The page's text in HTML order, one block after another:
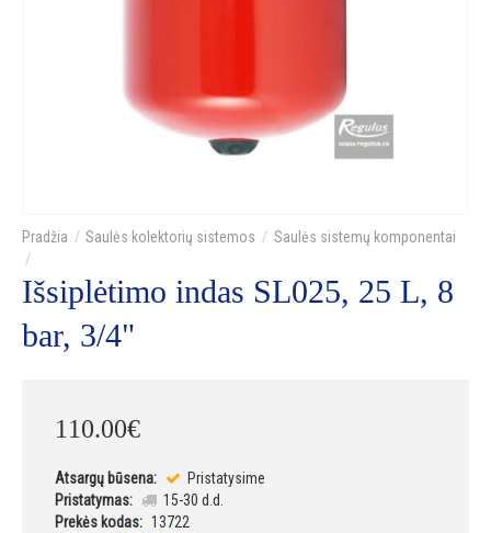
Saulės kolektorių sistemos Saulės sistemų komponentai
Išsiplėtimo indas SL025, 25 L, 8
bar, 3/4"
110.00€
Atsargų būsena:
Pristatysime
Pristatymas:
15-30 d.d.
Prekės kodas: 13722